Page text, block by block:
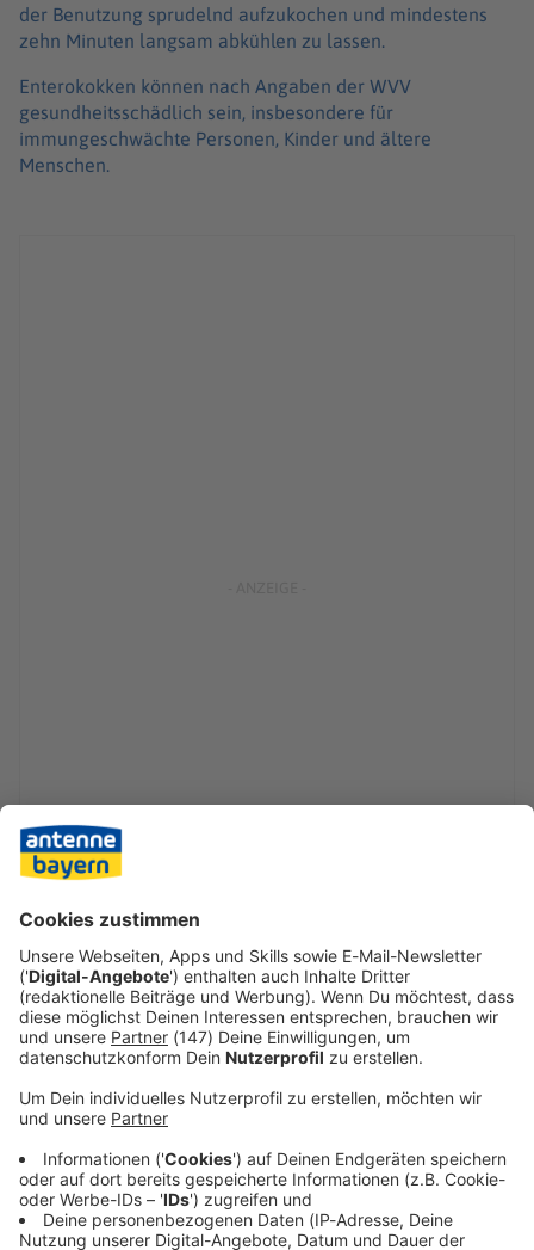
der Benutzung sprudelnd aufzukochen und mindestens
zehn Minuten langsam abkühlen zu lassen.
Enterokokken können nach Angaben der WVV
gesundheitsschädlich sein, insbesondere für
immungeschwächte Personen, Kinder und ältere
Menschen.